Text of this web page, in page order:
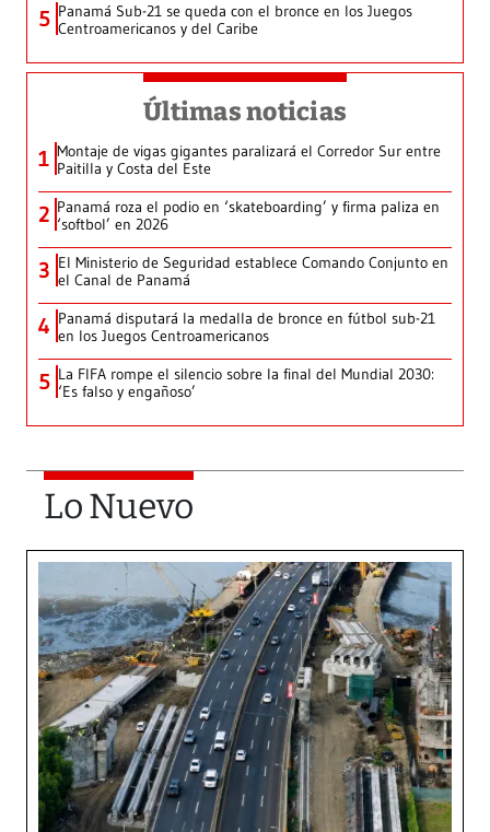
5 Panamá Sub-21 se queda con el bronce en los Juegos
Centroamericanos y del Caribe
Últimas noticias
1 Montaje de vigas gigantes paralizará el Corredor Sur entre
Paitilla y Costa del Este
2 Panamá roza el podio en ‘skateboarding’ y firma paliza en
‘softbol’ en 2026
3 El Ministerio de Seguridad establece Comando Conjunto en
el Canal de Panamá
4 Panamá disputará la medalla de bronce en fútbol sub-21
en los Juegos Centroamericanos
5 La FIFA rompe el silencio sobre la final del Mundial 2030:
‘Es falso y engañoso’
Lo Nuevo